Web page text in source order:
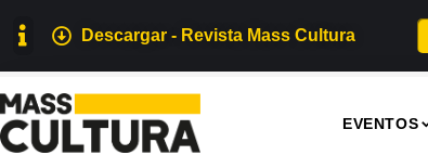
Descargar - Revista Mass Cultura
EVENTOS